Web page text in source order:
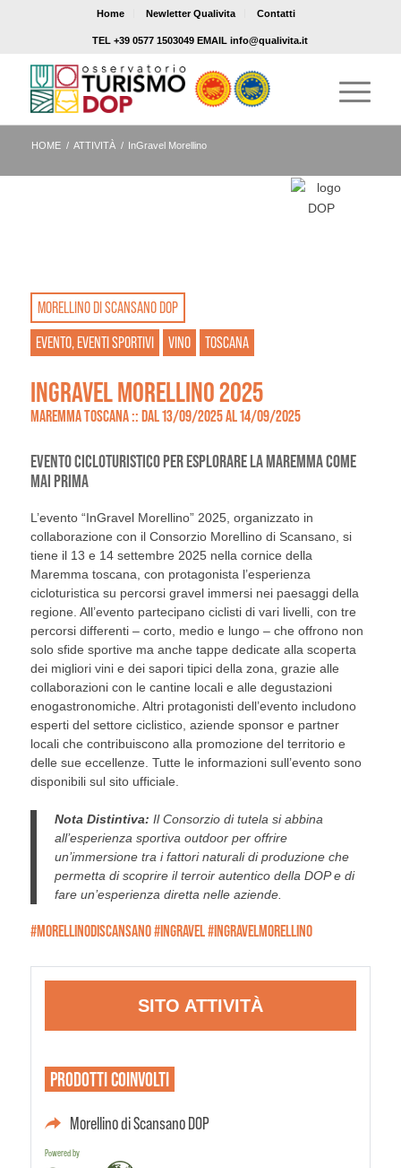
Home Newletter Qualivita Contatti
TEL +39 0577 1503049 EMAIL info@qualivita.it
HOME / ATTIVITÀ / InGravel Morellino
MORELLINO DI SCANSANO DOP
EVENTO, EVENTI SPORTIVI
VINO TOSCANA
INGRAVEL MORELLINO 2025
MAREMMA TOSCANA :: DAL 13/09/2025 AL 14/09/2025
EVENTO CICLOTURISTICO PER ESPLORARE LA MAREMMA COME
MAI PRIMA
L’evento “InGravel Morellino” 2025, organizzato in
collaborazione con il Consorzio Morellino di Scansano, si
tiene il 13 e 14 settembre 2025 nella cornice della
Maremma toscana, con protagonista l’esperienza
cicloturistica su percorsi gravel immersi nei paesaggi della
regione. All’evento partecipano ciclisti di vari livelli, con tre
percorsi differenti – corto, medio e lungo – che offrono non
solo sfide sportive ma anche tappe dedicate alla scoperta
dei migliori vini e dei sapori tipici della zona, grazie alle
collaborazioni con le cantine locali e alle degustazioni
enogastronomiche. Altri protagonisti dell’evento includono
esperti del settore ciclistico, aziende sponsor e partner
locali che contribuiscono alla promozione del territorio e
delle sue eccellenze. Tutte le informazioni sull’evento sono
disponibili sul sito ufficiale.
Nota Distintiva: Il Consorzio di tutela si abbina
all’esperienza sportiva outdoor per offrire
un’immersione tra i fattori naturali di produzione che
permetta di scoprire il terroir autentico della DOP e di
fare un’esperienza diretta nelle aziende.
#MORELLINODISCANSANO #INGRAVEL #INGRAVELMORELLINO
SITO ATTIVITÀ
PRODOTTICOINVOLTI
Morellino di Scansano DOP
Powered by